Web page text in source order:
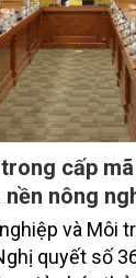
cấp
nông
và Môi
quyết số